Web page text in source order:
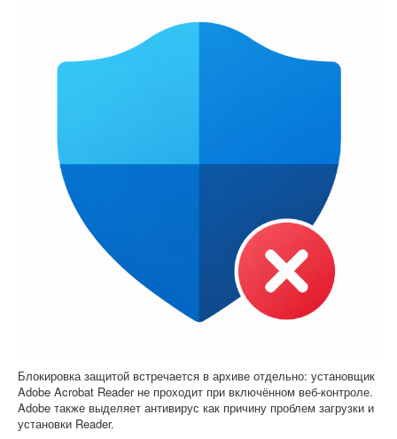
Блокировка защитой встречается в архиве отдельно: установщик
Adobe Acrobat Reader не проходит при включённом веб-контроле.
Adobe также выделяет антивирус как причину проблем загрузки и
установки Reader.